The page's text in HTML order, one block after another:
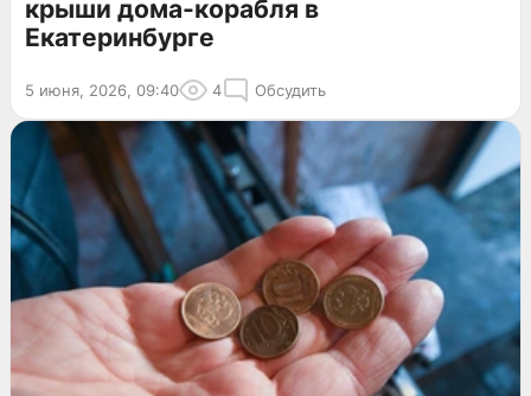
крыши дома-корабля в
Екатеринбурге
5 июня, 2026, 09:40 4 Обсудить